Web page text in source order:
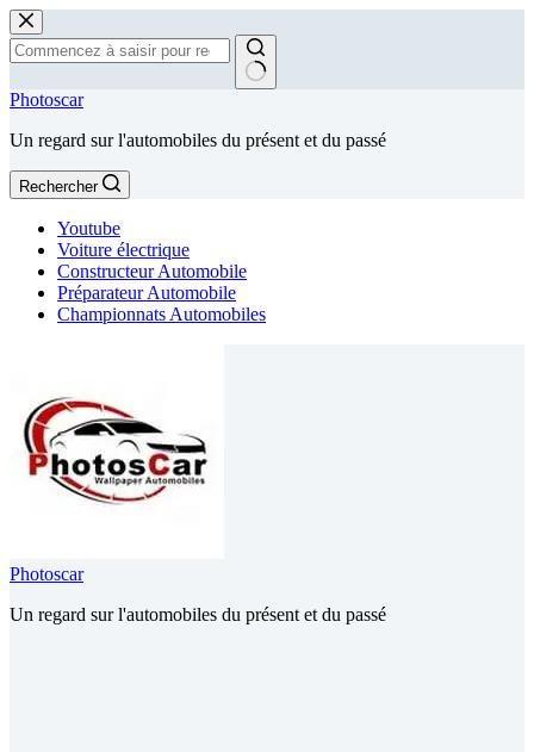
Passer
au
contenu
Aucun
Photoscar
Un regard sur l'automobiles du présent et du passé
Rechercher
Youtube
Voiture électrique
Constructeur Automobile
Préparateur Automobile
Championnats Automobiles
Photoscar
Un regard sur l'automobiles du présent et du passé